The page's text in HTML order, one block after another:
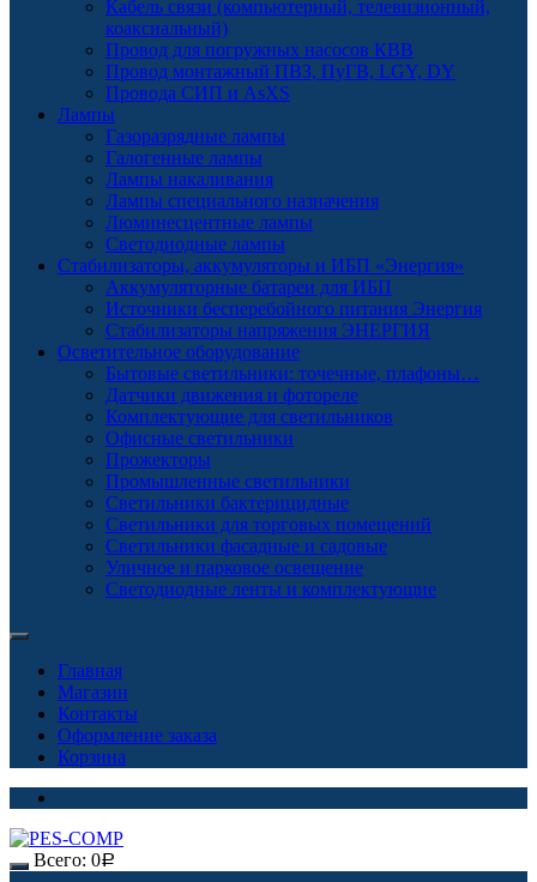
Кабель связи (компьютерный, телевизионный,
коаксиальный)
Провод для погружных насосов КВВ
Провод монтажный ПВЗ, ПуГВ, LGY, DY
Провода СИП и AsXS
Лампы
Газоразрядные лампы
Галогенные лампы
Лампы накаливания
Лампы специального назначения
Люминесцентные лампы
Светодиодные лампы
Стабилизаторы, аккумуляторы и ИБП «Энергия»
Аккумуляторные батареи для ИБП
Источники бесперебойного питания Энергия
Стабилизаторы напряжения ЭНЕРГИЯ
Осветительное оборудование
Бытовые светильники: точечные, плафоны…
Датчики движения и фотореле
Комплектующие для светильников
Офисные светильники
Прожекторы
Промышленные светильники
Светильники бактерицидные
Светильники для торговых помещений
Светильники фасадные и садовые
Уличное и парковое освещение
Светодиодные ленты и комплектующие
Главная
Магазин
Контакты
Оформление заказа
Корзина
Всего: 0Р